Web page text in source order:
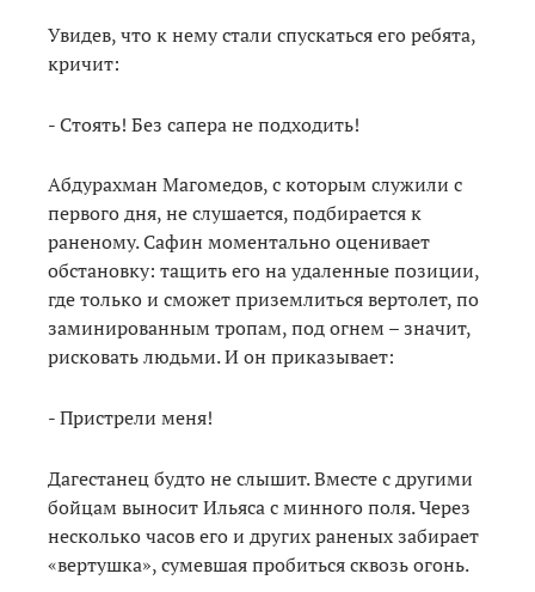
Увидев, что к нему стали спускаться его ребята,
кричит:
- Стоять! Без сапера не подходить!
Абдурахман Магомедов, с которым служили с
первого дня, не слушается, подбирается к
раненому. Сафин моментально оценивает
обстановку: тащить его на удаленные позиции,
где только и сможет приземлиться вертолет, по
заминированным тропам, под огнем – значит,
рисковать людьми. И он приказывает:
- Пристрели меня!
Дагестанец будто не слышит. Вместе с другими
бойцам выносит Ильяса с минного поля. Через
несколько часов его и других раненых забирает
«вертушка», сумевшая пробиться сквозь огонь.